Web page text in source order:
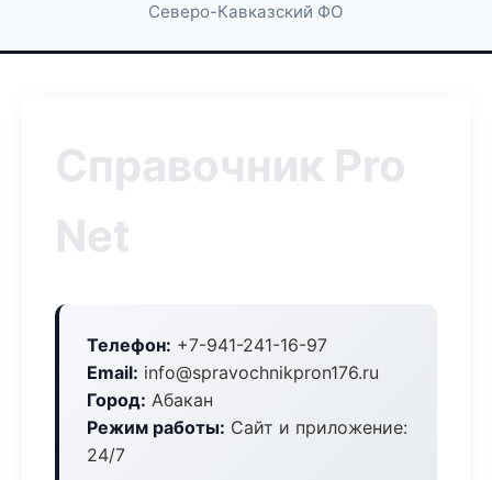
Северо-Кавказский ФО
Справочник Pro
Net
Телефон: +7-941-241-16-97
Email: info@spravochnikpron176.ru
Город: Абакан
Режим работы: Сайт и приложение:
24/7